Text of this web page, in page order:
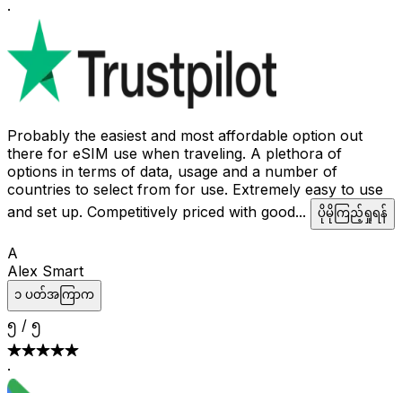
·
Probably the easiest and most affordable option out
there for eSIM use when traveling. A plethora of
options in terms of data, usage and a number of
countries to select from for use. Extremely easy to use
and set up. Competitively priced with good... ပိုမိုကြည့်ရှုရန်
A
Alex Smart
၁ ပတ်အကြာက
၅ / ၅
·